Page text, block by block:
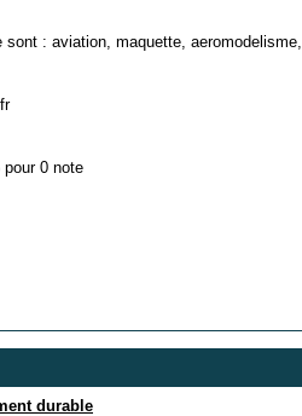
sont : aviation, maquette, aeromodelisme,
pour 0 note
durable